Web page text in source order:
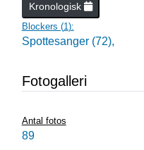
Kronologisk
Blockers (1):
Spottesanger (72),
Fotogalleri
Antal fotos
89